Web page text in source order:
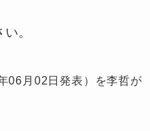
。
06月02日発表）を李哲が